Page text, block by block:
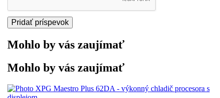
Mohlo by vás zaujímať
Mohlo by vás zaujímať